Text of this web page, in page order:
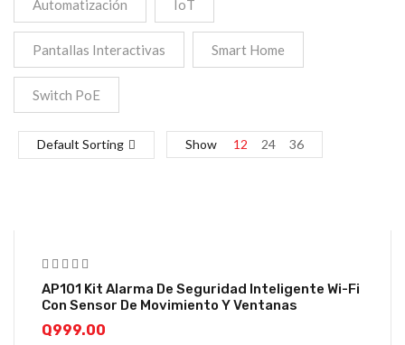
Automatización IoT
Pantallas Interactivas Smart Home
Switch PoE
Default Sorting Show 12 24 36
AP101 Kit Alarma De Seguridad Inteligente Wi-Fi
Con Sensor De Movimiento Y Ventanas
Q999.00